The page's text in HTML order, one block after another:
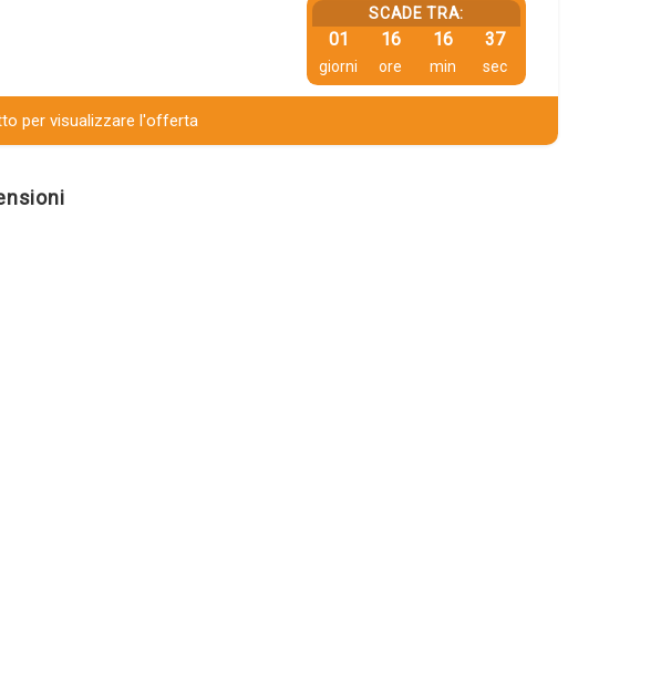
SCADE TRA:
01
giorni
16
ore
16
min
37
sec
per visualizzare l'offerta